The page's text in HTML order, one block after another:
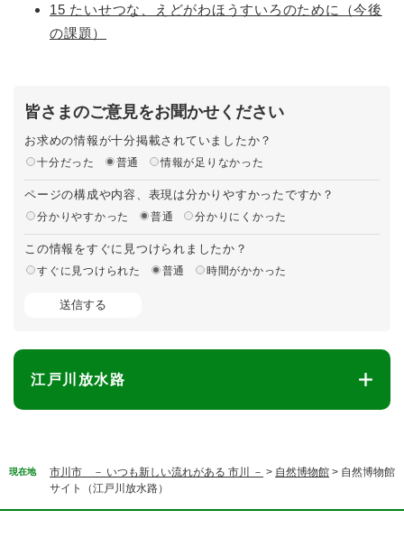
現在地 市川市 － いつも新しい流れがある 市川 － > 自然博物館 > 自然博物館
サイト（江戸川放水路）
15 たいせつな、えどがわほうすいろのために（今後
の課題）
皆さまのご意見をお聞かせください
お求めの情報が十分掲載されていましたか？
十分だった 普通 情報が足りなかった
ページの構成や内容、表現は分かりやすかったですか？
分かりやすかった 普通 分かりにくかった
この情報をすぐに見つけられましたか？
すぐに見つけられた 普通 時間がかかった
江戸川放水路